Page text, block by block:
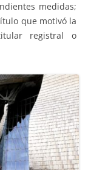
medidas;
que motivó la
registral o